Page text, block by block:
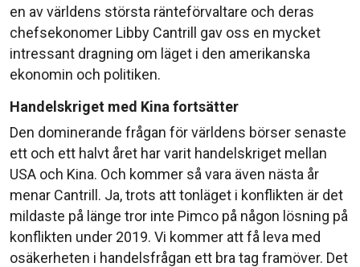
en av världens största ränteförvaltare och deras
chefsekonomer Libby Cantrill gav oss en mycket
intressant dragning om läget i den amerikanska
ekonomin och politiken.
Handelskriget med Kina fortsätter
Den dominerande frågan för världens börser senaste
ett och ett halvt året har varit handelskriget mellan
USA och Kina. Och kommer så vara även nästa år
menar Cantrill. Ja, trots att tonläget i konflikten är det
mildaste på länge tror inte Pimco på någon lösning på
konflikten under 2019. Vi kommer att få leva med
osäkerheten i handelsfrågan ett bra tag framöver. Det